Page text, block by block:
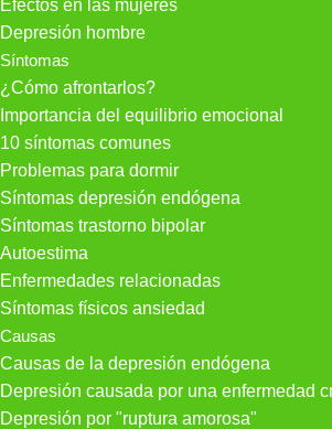
Efectos en las mujeres
Depresión hombre
Síntomas
¿Cómo afrontarlos?
Importancia del equilibrio emocional
10 síntomas comunes
Problemas para dormir
Síntomas depresión endógena
Síntomas trastorno bipolar
Autoestima
Enfermedades relacionadas
Síntomas físicos ansiedad
Causas
Causas de la depresión endógena
Depresión causada por una enfermedad
Depresión por "ruptura amorosa"